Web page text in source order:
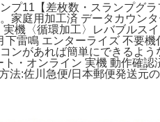
プ11【差枚数・スランプグ
家庭用加工済 データカウン
機〈循環加工〉レバブル
雷鳴 エンターライズ 不要
ンがあれば簡単にできるよ
・オンライン 実機 動作確認
法:佐川急便/日本郵便発送元